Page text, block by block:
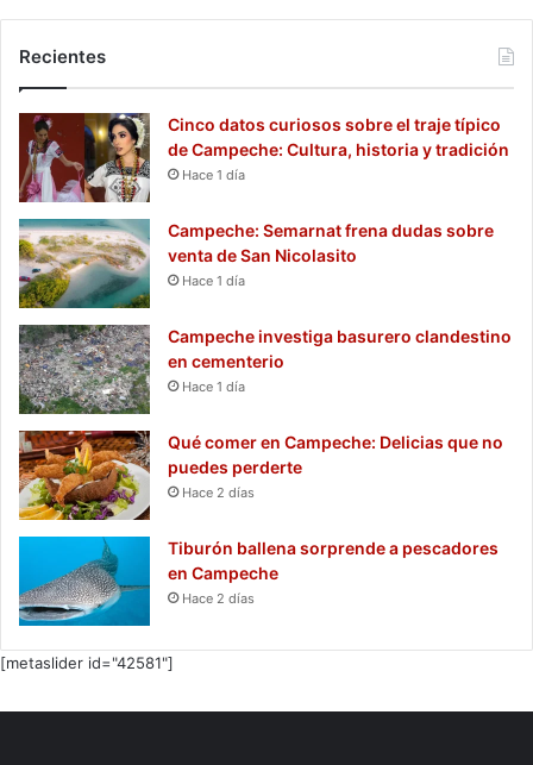
Recientes
Cinco datos curiosos sobre el traje típico
de Campeche: Cultura, historia y tradición
Hace 1 día
Campeche: Semarnat frena dudas sobre
venta de San Nicolasito
Hace 1 día
Campeche investiga basurero clandestino
en cementerio
Hace 1 día
Qué comer en Campeche: Delicias que no
puedes perderte
Hace 2 días
Tiburón ballena sorprende a pescadores
en Campeche
Hace 2 días
[metaslider id="42581"]